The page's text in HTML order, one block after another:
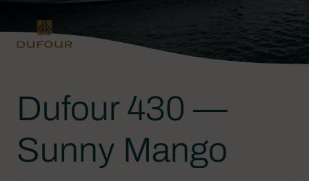
Dufour 430 —
Sunny Mango